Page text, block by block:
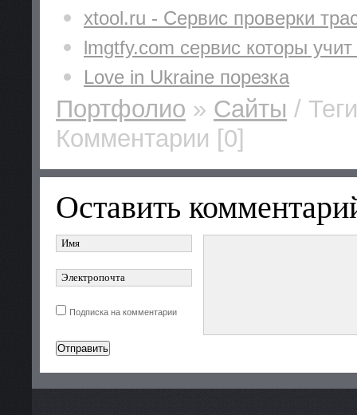
xtool.ru - Сервис проверки
lmgtfy.com сервис которы
Love in Ukraine порезка
Портфолио » Cайты /
Комментарии [0]
Оставить
Подписка на комментарии